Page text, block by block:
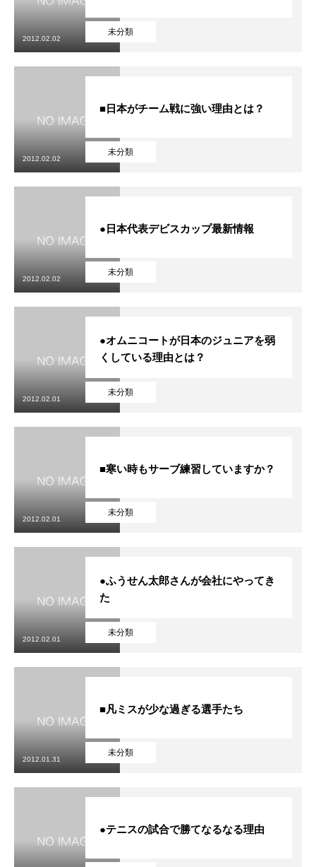
未分類
2012.02.02
未分類
■日本がチーム戦に強い理由とは？
2012.02.02
未分類
●日本代表デビスカップ最新情報
2012.02.02
未分類
●オムニコートが日本のジュニアを弱
くしている理由とは？
2012.02.01
未分類
■寒い時もサーブ練習していますか？
2012.02.01
未分類
●ふうせん太郎さんが会社にやってき
た
2012.02.01
未分類
■凡ミスが少な過ぎる選手たち
2012.01.31
●テニスの試合で勝てなるなる理由